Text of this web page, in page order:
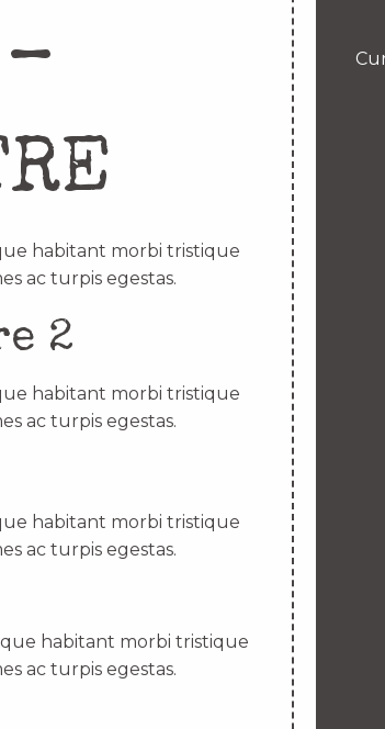
habitant morbi tristique
ac turpis egestas.
2
habitant morbi tristique
ac turpis egestas.
habitant morbi tristique
ac turpis egestas.
habitant morbi tristique
ac turpis egestas.